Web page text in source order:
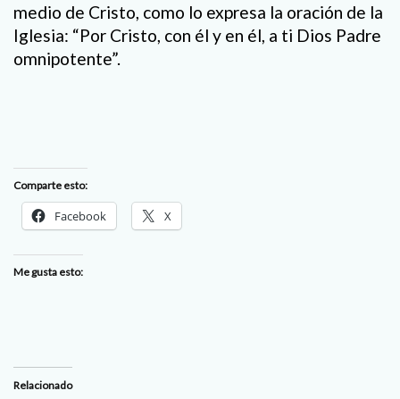
medio de Cristo, como lo expresa la oración de la
Iglesia: “Por Cristo, con él y en él, a ti Dios Padre
omnipotente”.
Comparte esto:
Facebook X
Me gusta esto:
Relacionado